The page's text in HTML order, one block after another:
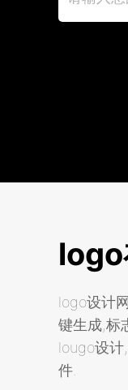
logo
logo设计
键生成,标
lougo设
件.